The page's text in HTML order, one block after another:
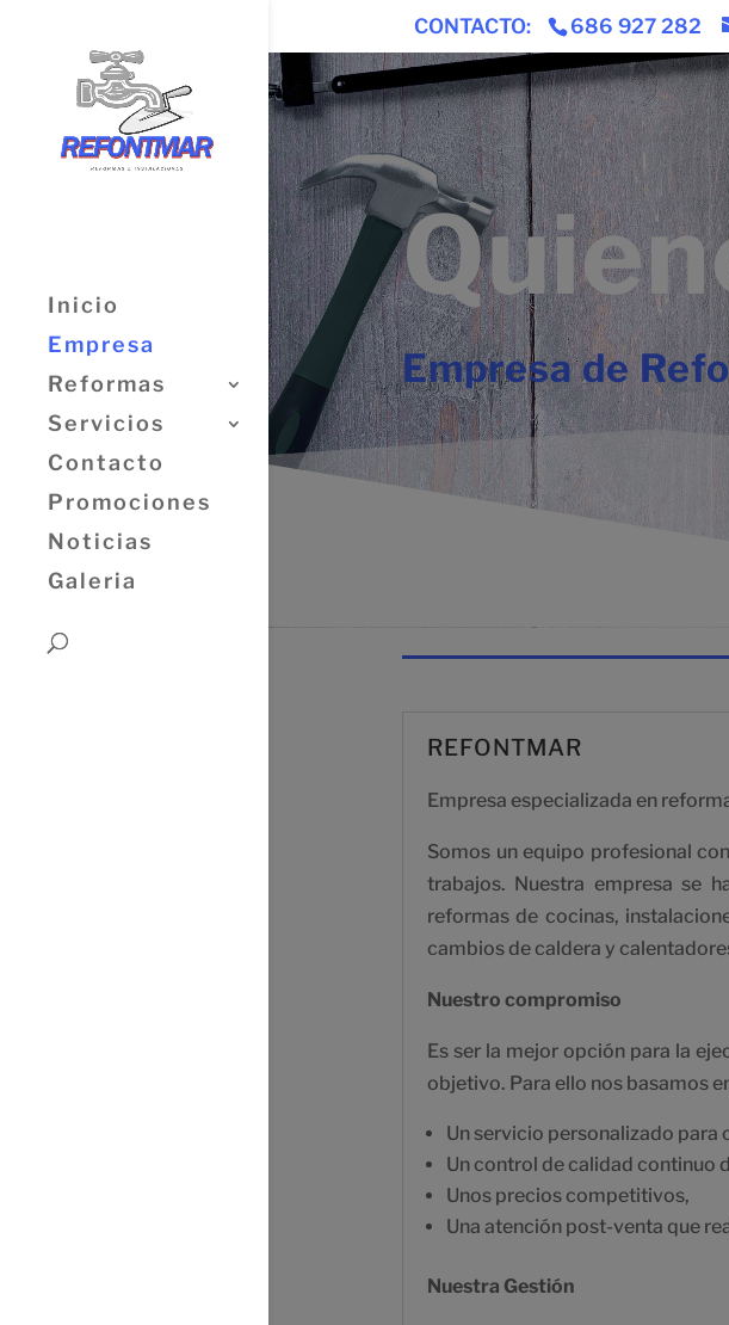
CONTACTO: 686 927 282
Inicio
Empresa
Reformas
Servicios
Contacto
Promociones
Noticias
Galeria
Empresa de
REFONTMAR
Empresa especializada en
Somos un equipo profesional
trabajos. Nuestra empresa se
reformas de cocinas,
cambios de caldera y
Nuestro compromiso
Es ser la mejor opción para la
objetivo. Para ello nos basamos
Un servicio personalizado para
Un control de calidad continuo
Unos precios competitivos,
Una atención post-venta que
Nuestra Gestión